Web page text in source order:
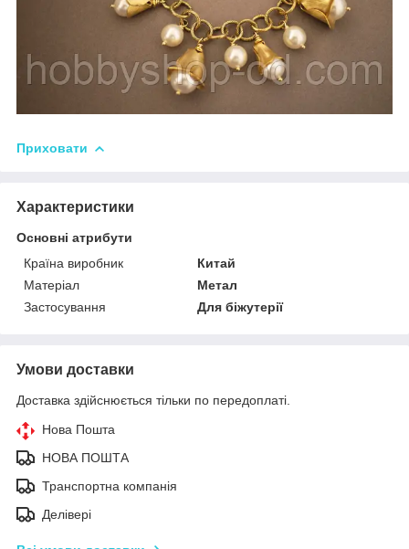
Приховати
Характеристики
Основні атрибути
Країна виробник
Китай
Матеріал
Метал
Застосування
Для біжутерії
Умови доставки
Доставка здійснюється тільки по передоплаті.
Нова Пошта
НОВА ПОШТА
Транспортна компанія
Делівері